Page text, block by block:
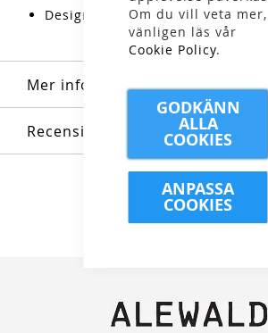
Om du vill veta mer,
vänligen läs vår
Cookie Policy.
GODKÄNN
ALLA
COOKIES
ANPASSA
COOKIES
Design: Stilren och avskalad look
Mer information
Recensioner